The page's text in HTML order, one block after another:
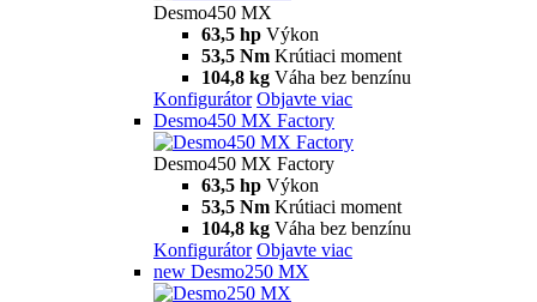
Desmo450 MX
63,5 hp Výkon
53,5 Nm Krútiaci moment
104,8 kg Váha bez benzínu
Konfigurátor Objavte viac
Desmo450 MX Factory
Desmo450 MX Factory
63,5 hp Výkon
53,5 Nm Krútiaci moment
104,8 kg Váha bez benzínu
Konfigurátor Objavte viac
new Desmo250 MX